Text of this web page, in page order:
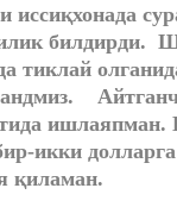
иссиқхонада
билдирди.
тиклай
ишлаяпман.
икки долларга
қиламан.